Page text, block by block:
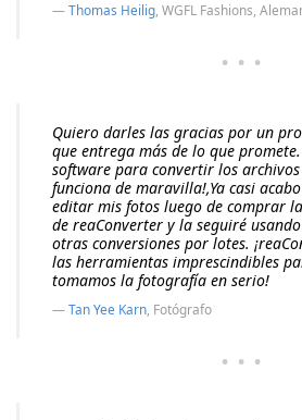
Thomas Heilig , WGFL Fashions,
···
Quiero darles las gracias por un
que entrega más de lo que
software para convertir los archivos
funciona de maravilla!,Ya casi
editar mis fotos luego de comprar
de reaConverter y la seguiré
otras conversiones por lotes.
las herramientas imprescindibles
tomamos la fotografía en serio!
Tan Yee Karn , Fotógrafo
···